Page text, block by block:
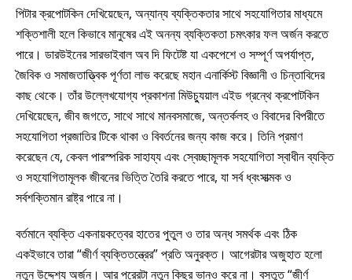
পিটার ক্রপোটকিন দেখিয়েছেন, অন্যান্য ব্যক্তিকতার সাথে সহযোগিতার মাধ্যমে
শক্তিশালী হলে কিভাবে মানুষের এই অনন্য ব্যক্তিকতা চমৎকার ফল অর্জন করতে
পারে। ডারউইনের সারভাইবাল অব দি ফিটেষ্ট যা একপেশে ও সম্পূর্ণ অপর্যাপ্ত,
জৈবিক ও সমাজতাত্ত্বিক পূর্ণতা লাভ করেছে মহান এনার্কিস্ট বিজ্ঞানী ও চিন্তাবিদের
কাছ থেকে। তাঁর উল্লেখযোগ্য প্রকাশনা মিউচ্যুয়াল এইড গ্রন্থে ক্রপোটকিন
দেখিয়েছেন, জীব জগতে, সাথে সাথে মানবসমাজে, অন্তর্কলহ ও বিবাদের বিপরীতে
সহযোগিতা প্রজাতির টিকে থাকা ও বিবর্তনের জন্য কাজ করে। তিনি প্রমাণ
করেছেন যে, কেবল পারস্পরিক সাহায্য এবং স্বেচ্ছামূলক সহযোগিতা স্বাধীন ব্যক্তি
ও সহযোগিতামূলক জীবনের ভিত্তি তৈরি করতে পারে, যা সর্ব ধ্বংসাত্মক ও
সর্বশক্তিমান রাষ্ট্র পারে না।
বর্তমানে ব্যক্তি একনায়কত্বের হাতের পুতুল ও তার অন্ধ সমর্থক এবং ঠিক
একইভাবে তারা “জীর্ণ ব্যক্তিতন্ত্রের” প্রতি অনুরক্ত। আগেরটার অজুহাত হলো
নতুন উদ্দেশ্য অর্জন। আর পরেরটা নতুন কিছুর ভানও করে না। বস্তুত “জীর্ণ